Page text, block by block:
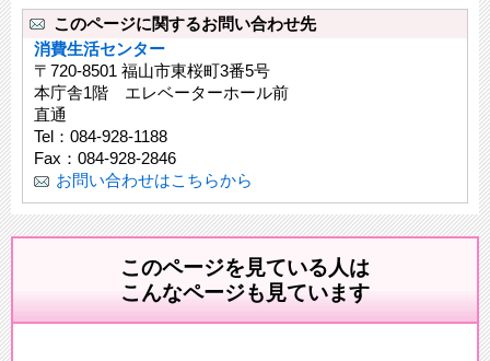
このページに関するお問い合わせ先
消費生活センター
〒720-8501 福山市東桜町3番5号
本庁舎1階 エレベーターホール前
直通
Tel：084-928-1188
Fax：084-928-2846
お問い合わせはこちらから
このページを見ている人は
こんなページも見ています